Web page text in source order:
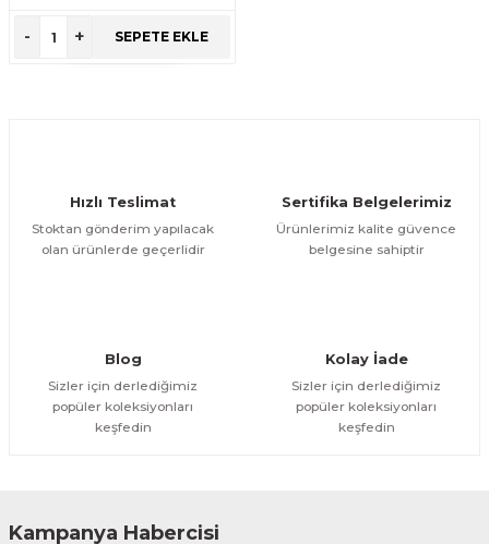
- + SEPETE EKLE
Hızlı Teslimat
Stoktan gönderim yapılacak
olan ürünlerde geçerlidir
Sertifika Belgelerimiz
Ürünlerimiz kalite güvence
belgesine sahiptir
Blog
Sizler için derlediğimiz
popüler koleksiyonları
keşfedin
Kolay İade
Sizler için derlediğimiz
popüler koleksiyonları
keşfedin
Kampanya Habercisi